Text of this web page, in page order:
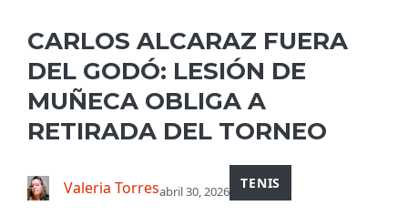
CARLOS ALCARAZ FUERA
DEL GODÓ: LESIÓN DE
MUÑECA OBLIGA A
RETIRADA DEL TORNEO
Valeria Torresabril 30, 2026 TENIS